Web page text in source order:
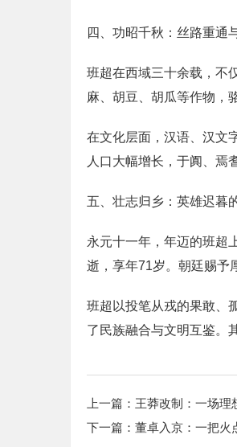
四、功昭千秋：丝路重通
班超在西域三十余载，不
麻、胡豆、胡瓜等作物，
在文化层面，汉语、汉文
人口大幅增长，于阗、焉
五、壮志归乡：英雄迟暮
永元十一年，年迈的班超
逝，享年71岁。朝廷赐予
班超以投笔从戎的果敢、
了民族融合与文明互鉴。
上一篇： 王莽改制：一场理
下一篇： 董卓入京：一把火